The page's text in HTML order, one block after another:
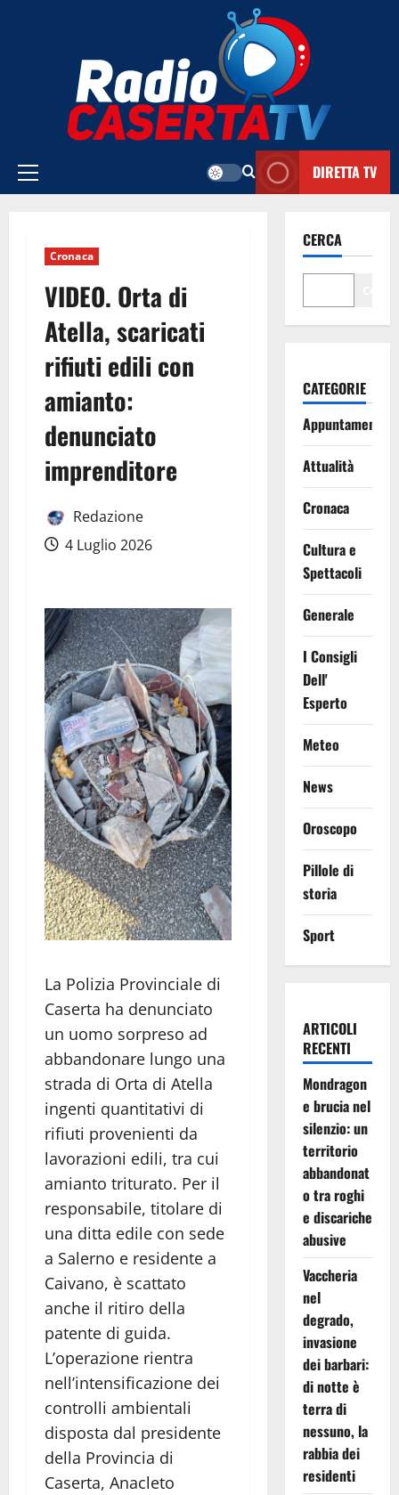
Menu
DIRETTA TV
Cronaca
VIDEO. Orta di
Atella, scaricati
rifiuti edili con
amianto:
denunciato
imprenditore
Redazione
4 Luglio 2026
La Polizia Provinciale di
Caserta ha denunciato
un uomo sorpreso ad
abbandonare lungo una
strada di Orta di Atella
ingenti quantitativi di
rifiuti provenienti da
lavorazioni edili, tra cui
amianto triturato. Per il
responsabile, titolare di
una ditta edile con sede
a Salerno e residente a
Caivano, è scattato
anche il ritiro della
patente di guida.
L’operazione rientra
nell’intensificazione dei
controlli ambientali
disposta dal presidente
della Provincia di
Caserta, Anacleto
CERCA
CATEGORIE
Appuntamenti
Attualità
Cronaca
Cultura e
Spettacoli
Generale
I Consigli
Dell'
Esperto
Meteo
News
Oroscopo
Pillole di
storia
Sport
ARTICOLI
RECENTI
Mondragon
e brucia nel
silenzio: un
territorio
abbandonat
o tra roghi
e discariche
abusive
Vaccheria
nel
degrado,
invasione
dei barbari:
di notte è
terra di
nessuno, la
rabbia dei
residenti